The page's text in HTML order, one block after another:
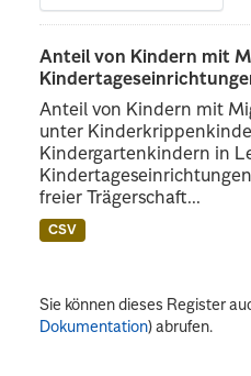
Anteil von Kindern mit
Anteil von Kindern mit
unter
Kindergartenkindern in
freier Trägerschaft...
CSV
Sie können dieses Register
Dokumentation) abrufen.